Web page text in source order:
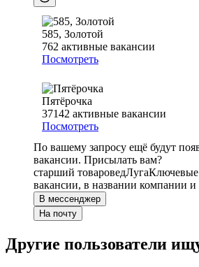
585, Золотой
762 активные вакансии
Посмотреть
Пятёрочка
37142 активные вакансии
Посмотреть
По вашему запросу ещё будут
вакансии. Присылать вам?
старший товароведЛугаКлючевые
вакансии, в названии компании
В мессенджер
На почту
Другие пользователи